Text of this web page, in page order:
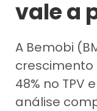
vale a
A Bemobi
crescimento
48% no TPV
análise